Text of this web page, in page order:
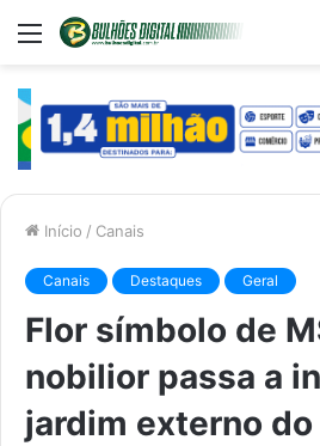
Menu
Início / Canais
Canais Destaques Geral
Flor símbolo de
nobilior passa a
jardim externo